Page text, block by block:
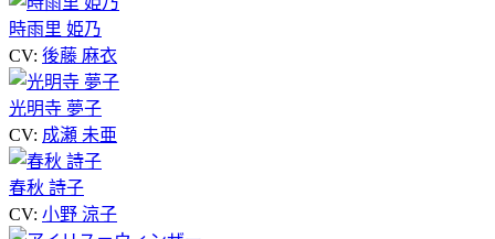
時雨里 姫乃
CV: 後藤 麻衣
光明寺 夢子
CV: 成瀬 未亜
春秋 詩子
CV: 小野 涼子